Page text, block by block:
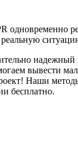
одновременно
надежный
вывести
Наши
бесплатно.